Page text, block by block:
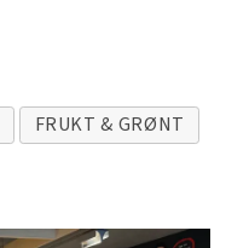
FRUKT & GRØNT